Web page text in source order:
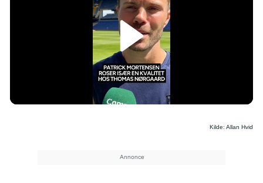
Kilde: Allan Hvid